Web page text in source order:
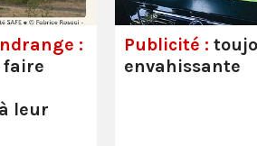
:
faire
leur
Publicité :
envahissante